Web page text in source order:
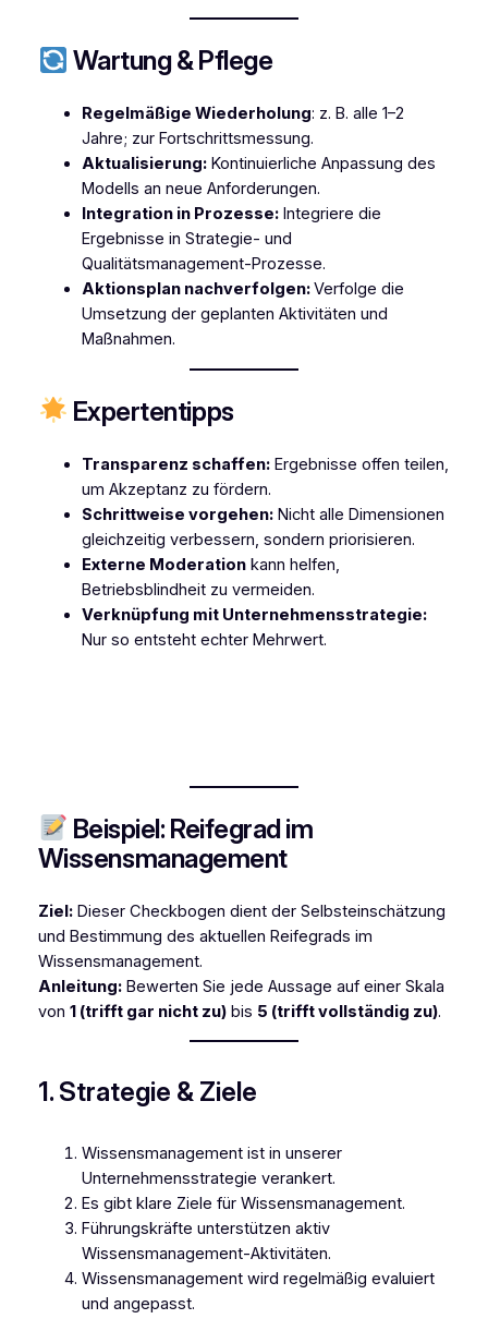
Wartung & Pflege
Regelmäßige Wiederholung: z. B. alle 1–2
Jahre; zur Fortschrittsmessung.
Aktualisierung:Kontinuierliche Anpassung des
Modells an neue Anforderungen.
Integration in Prozesse:Integriere die
Ergebnisse in Strategie- und
Qualitätsmanagement-Prozesse.
Aktionsplan nachverfolgen:Verfolge die
Umsetzung der geplanten Aktivitäten und
Maßnahmen.
Expertentipps
Transparenz schaffen:Ergebnisse offen teilen,
um Akzeptanz zu fördern.
Schrittweise vorgehen:Nicht alle Dimensionen
gleichzeitig verbessern, sondern priorisieren.
Externe Moderationkann helfen,
Betriebsblindheit zu vermeiden.
Verknüpfung mit Unternehmensstrategie:
Nur so entsteht echter Mehrwert.
Beispiel: Reifegrad im
Wissensmanagement
Ziel:Dieser Checkbogen dient der Selbsteinschätzung
und Bestimmung des aktuellen Reifegrads im
Wissensmanagement.
Anleitung:Bewerten Sie jede Aussage auf einer Skala
von 1 (trifft gar nicht zu)bis 5 (trifft vollständig zu).
1. Strategie & Ziele
Wissensmanagement ist in unserer
Unternehmensstrategie verankert.
Es gibt klare Ziele für Wissensmanagement.
Führungskräfte unterstützen aktiv
Wissensmanagement-Aktivitäten.
Wissensmanagement wird regelmäßig evaluiert
und angepasst.